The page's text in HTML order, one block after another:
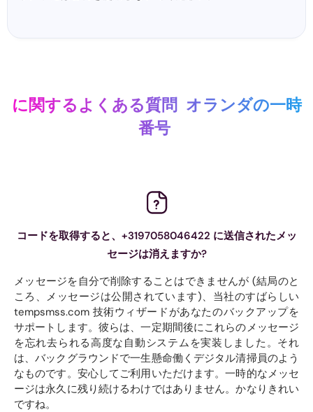
に関するよくある質問 オランダの一時
番号
コードを取得すると、+3197058046422 に送信されたメッ
セージは消えますか?
メッセージを自分で削除することはできませんが (結局のと
ころ、メッセージは公開されています)、当社のすばらしい
tempsmss.com 技術ウィザードがあなたのバックアップを
サポートします。彼らは、一定期間後にこれらのメッセージ
を忘れ去られる高度な自動システムを実装しました。それ
は、バックグラウンドで一生懸命働くデジタル清掃員のよう
なものです。安心してご利用いただけます。一時的なメッセ
ージは永久に残り続けるわけではありません。かなりきれい
ですね。